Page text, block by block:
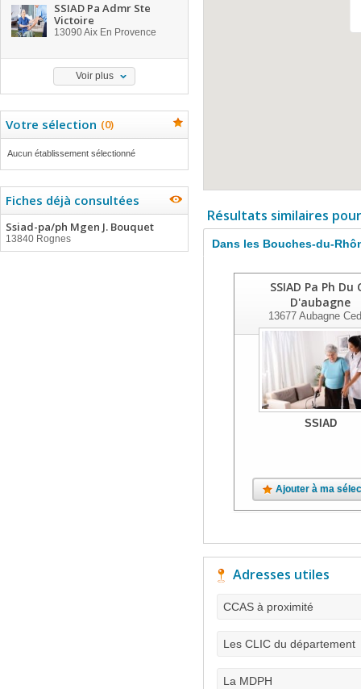
SSIAD Pa Admr Ste
Victoire
13090Aix En Provence
Voir plus
Votre sélection (0)
Aucun établissement sélectionné
Fiches déjà consultées
Ssiad-pa/ph Mgen J. Bouquet
13840 Rognes
Résultats similaires
Dans les Bouches-du-
SSIAD Pa Ph Du
D'aubagne
13677Aubagne
SSIAD
Ajouter à ma
Adresses utiles
CCAS à proximité
Les CLIC du département
La MDPH